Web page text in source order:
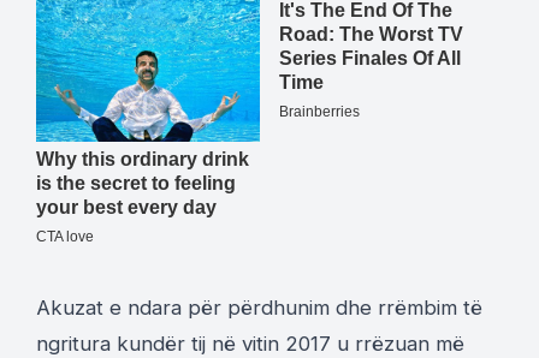
Akuzat e ndara për përdhunim dhe rrëmbim të
ngritura kundër tij në vitin 2017 u rrëzuan më